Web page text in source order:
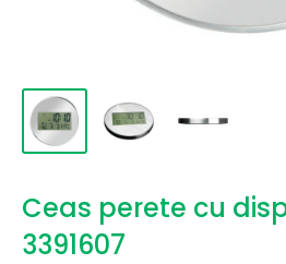
Ceas perete cu
3391607